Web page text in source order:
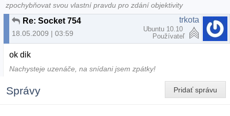
zpochybňovat svou vlastní pravdu pro zdání objektivity
Re: Socket 754
18.05.2009 | 03:59
trkota
Ubuntu 10.10
Používateľ
ok dik
Nachysteje uzenáče, na snídani jsem zpátky!
Pridať správu
Správy